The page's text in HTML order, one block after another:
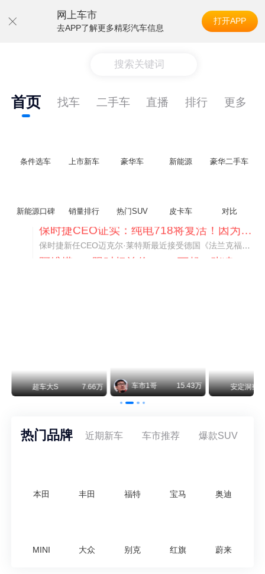
网上车市
去APP了解更多精彩汽车信息
打开APP
搜索关键词
首页 找车 二手车 直播 排行 更多
条件选车 上市新车 豪华车 新能源 豪华二手车
新能源口碑 销量排行 热门SUV 皮卡车 对比
阿维塔07L限时权益价21.99万起，张凌赫成首位车主
阿维塔07L今晚在杭州正式上市，全球品牌代言人张凌赫现场提车，成为这台车的第一位主人。三个版本：Elite纯电版22.99万，Max+后驱纯电版24.99万，Ultra三电机四驱版27.99万。
安定洞察 8.07万 智电出行 8.54万 智电出行
热门品牌 近期新车 车市推荐 爆款SUV
本田 丰田 福特 宝马 奥迪
MINI 大众 别克 红旗 蔚来